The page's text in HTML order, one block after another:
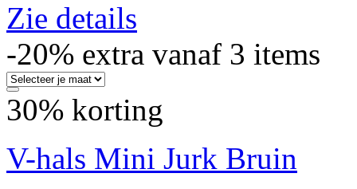
Zie details
-20% extra vanaf 3 items
30% korting
V-hals Mini Jurk Bruin